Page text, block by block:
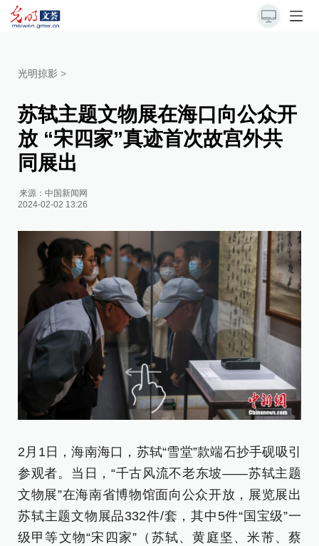
光明掠影 >
苏轼主题文物展在海口向公众开
放 “宋四家”真迹首次故宫外共
同展出
来源：中国新闻网
2024-02-02 13:26
2月1日，海南海口，苏轼“雪堂”款端石抄手砚吸引
参观者。当日，“千古风流不老东坡——苏轼主题
文物展”在海南省博物馆面向公众开放，展览展出
苏轼主题文物展品332件/套，其中5件“国宝级”一
级甲等文物“宋四家”（苏轼、黄庭坚、米芾、蔡